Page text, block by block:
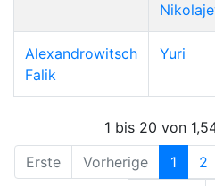
Alexandrowitsch
Falik
Yuri
1 bis 20 von
Erste
Vorherige 1 2